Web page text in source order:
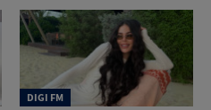
DIGI FM